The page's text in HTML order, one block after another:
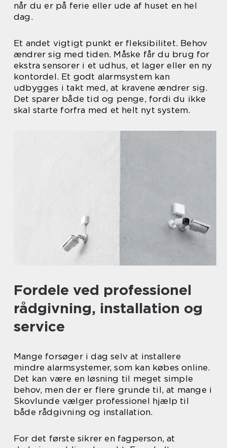
når du er på ferie eller ude af huset en hel
dag.
Et andet vigtigt punkt er fleksibilitet. Behov
ændrer sig med tiden. Måske får du brug for
ekstra sensorer i et udhus, et lager eller en ny
kontordel. Et godt alarmsystem kan
udbygges i takt med, at kravene ændrer sig.
Det sparer både tid og penge, fordi du ikke
skal starte forfra med et helt nyt system.
Fordele ved professionel
rådgivning, installation og
service
Mange forsøger i dag selv at installere
mindre alarmsystemer, som kan købes online.
Det kan være en løsning til meget simple
behov, men der er flere grunde til, at mange i
Skovlunde vælger professionel hjælp til
både rådgivning og installation.
For det første sikrer en fagperson, at